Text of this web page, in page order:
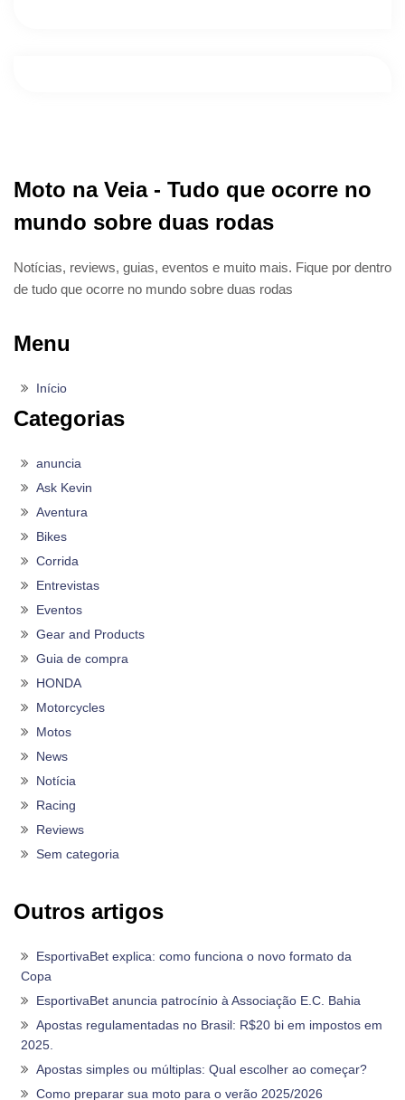
Moto na Veia - Tudo que ocorre no
mundo sobre duas rodas
Notícias, reviews, guias, eventos e muito mais. Fique por dentro
de tudo que ocorre no mundo sobre duas rodas
Menu
Início
Categorias
anuncia
Ask Kevin
Aventura
Bikes
Corrida
Entrevistas
Eventos
Gear and Products
Guia de compra
HONDA
Motorcycles
Motos
News
Notícia
Racing
Reviews
Sem categoria
Outros artigos
EsportivaBet explica: como funciona o novo formato da
Copa
EsportivaBet anuncia patrocínio à Associação E.C. Bahia
Apostas regulamentadas no Brasil: R$20 bi em impostos em
2025.
Apostas simples ou múltiplas: Qual escolher ao começar?
Como preparar sua moto para o verão 2025/2026